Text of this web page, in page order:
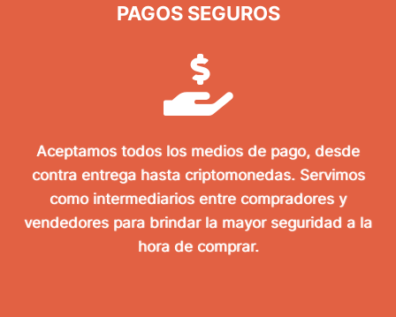
PAGOS SEGUROS
Aceptamos todos los medios de pago, desde
contra entrega hasta criptomonedas. Servimos
como intermediarios entre compradores y
vendedores para brindar la mayor seguridad a la
hora de comprar.